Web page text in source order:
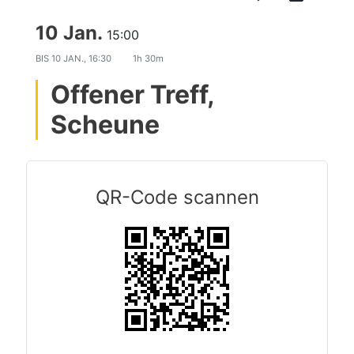
10 Jan. 15:00
BIS 10 JAN., 16:30 1h 30m
Offener Treff,
Scheune
QR-Code scannen